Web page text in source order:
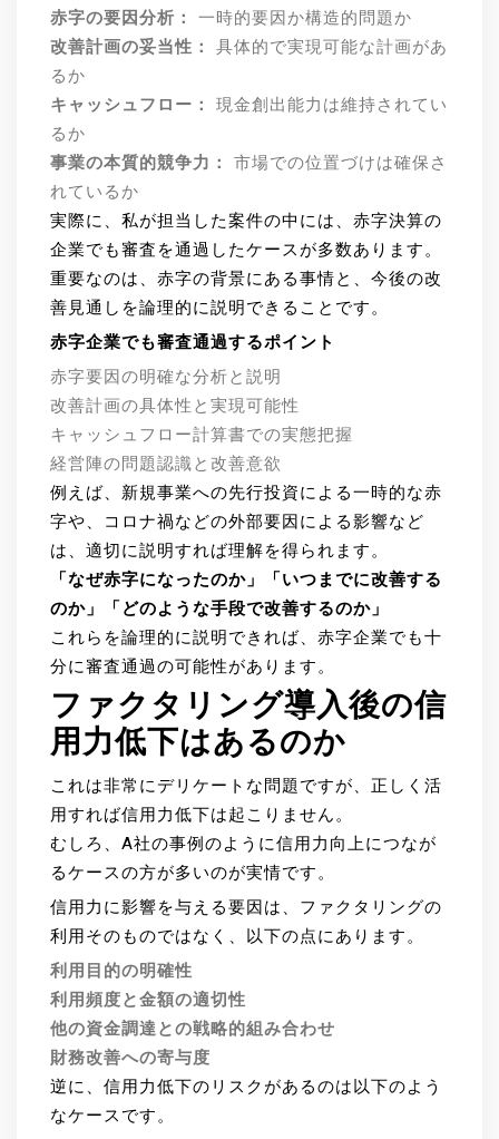
赤字の要因分析：
一時的要因か構造的問題か
改善計画の妥当性：
具体的で実現可能な計画があ
るか
キャッシュフロー：
現金創出能力は維持されてい
るか
事業の本質的競争力：
市場での位置づけは確保さ
れているか
実際に、私が担当した案件の中には、赤字決算の
企業でも審査を通過したケースが多数あります。
重要なのは、赤字の背景にある事情と、今後の改
善見通しを論理的に説明できることです。
赤字企業でも審査通過するポイント
赤字要因の明確な分析と説明
改善計画の具体性と実現可能性
キャッシュフロー計算書での実態把握
経営陣の問題認識と改善意欲
例えば、新規事業への先行投資による一時的な赤
字や、コロナ禍などの外部要因による影響など
は、適切に説明すれば理解を得られます。
「なぜ赤字になったのか」「いつまでに改善する
のか」「どのような手段で改善するのか」
これらを論理的に説明できれば、赤字企業でも十
分に審査通過の可能性があります。
ファクタリング導入後の信
用力低下はあるのか
これは非常にデリケートな問題ですが、正しく活
用すれば信用力低下は起こりません。
むしろ、A社の事例のように信用力向上につなが
るケースの方が多いのが実情です。
信用力に影響を与える要因は、ファクタリングの
利用そのものではなく、以下の点にあります。
利用目的の明確性
利用頻度と金額の適切性
他の資金調達との戦略的組み合わせ
財務改善への寄与度
逆に、信用力低下のリスクがあるのは以下のよう
なケースです。